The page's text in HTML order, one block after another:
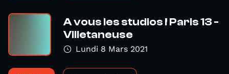
A vous les studios ! Paris 13 -
Villetaneuse
Lundi 8 Mars 2021